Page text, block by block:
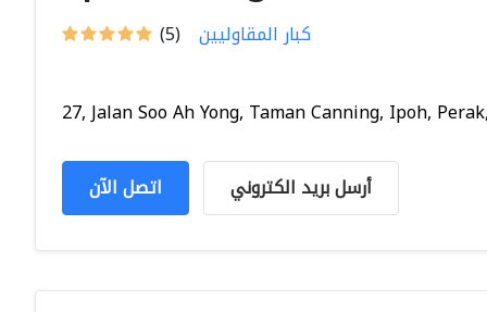
(5) كبار المقاوليين
27, Jalan Soo Ah Yong, Taman Canning, Ipoh,
اتصل الآن أرسل بريد الكتروني